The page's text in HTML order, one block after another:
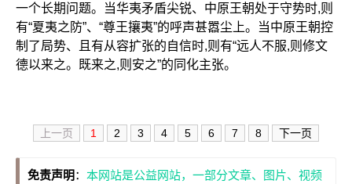
一个长期问题。当华夷矛盾尖锐、中原王朝处于守势时,则
有“夏夷之防”、“尊王攘夷”的呼声甚嚣尘上。当中原王朝控
制了局势、且有从容扩张的自信时,则有“远人不服,则修文
德以来之。既来之,则安之”的同化主张。
上一页 1 2 3 4 5 6 7 8 下一页
免责声明 ： 本网站是公益网站，一部分文章、图片、视频